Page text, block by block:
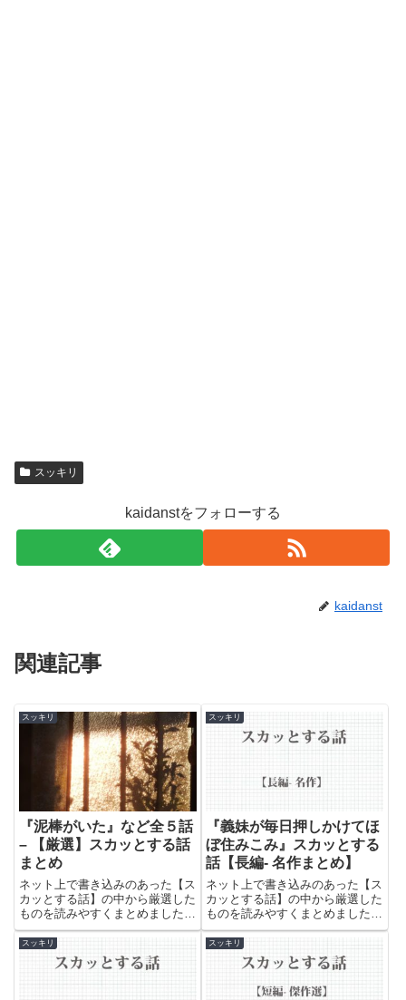
スッキリ
kaidanstをフォローする
kaidanst
関連記事
スッキリ
『泥棒がいた』など全５話
– 【厳選】スカッとする話
まとめ
ネット上で書き込みのあった【ス
カッとする話】の中から厳選した
ものを読みやすくまとめました。
世の中の無礼で恥知らずな人たち
のやられっぷりをお楽しみくださ
スッキリ
『義妹が毎日押しかけてほ
ぼ住みこみ』スカッとする
話【長編- 名作まとめ】
ネット上で書き込みのあった【ス
カッとする話】の中から厳選した
ものを読みやすくまとめました。
世の中の無礼で恥知らずな人たち
のやられっぷりをお楽しみくださ
スッキリ スッキリ